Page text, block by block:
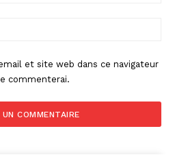
et site web dans ce navigateur
commenterai.